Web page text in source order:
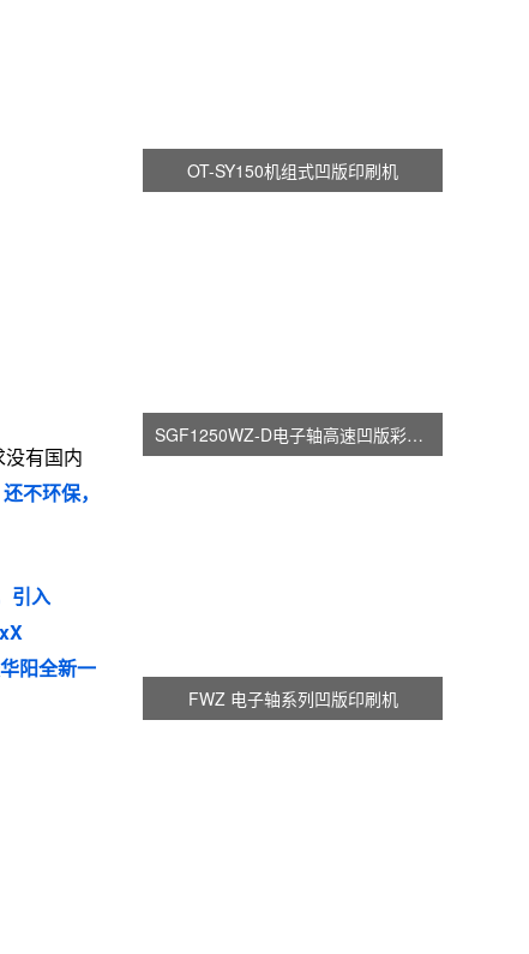
有国内
不环保，
引入
阳全新一
OT-SY150机组式凹版印刷机
SGF1250WZ-D电子轴高速凹版彩印机
FWZ 电子轴系列凹版印刷机